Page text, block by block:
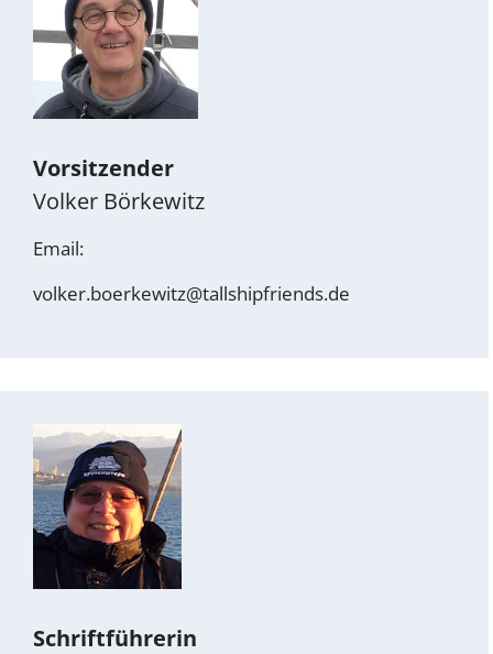
Vorsitzender
Volker Börkewitz
Email:
volker.boerkewitz@tallshipfriends.de
Schriftführerin